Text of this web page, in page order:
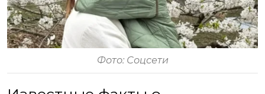
Фото: Соцсети